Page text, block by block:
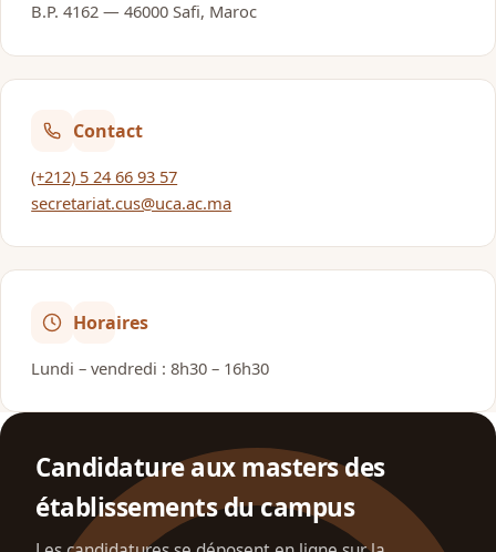
B.P. 4162 — 46000 Safi, Maroc
Contact
(+212) 5 24 66 93 57
secretariat.cus@uca.ac.ma
Horaires
Lundi – vendredi : 8h30 – 16h30
Candidature aux masters des
établissements du campus